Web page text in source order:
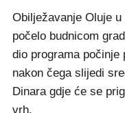
Obilježavanje Oluje
počelo budnicom
dio programa počinje
nakon čega slijedi
Dinara gdje će se
vrh.